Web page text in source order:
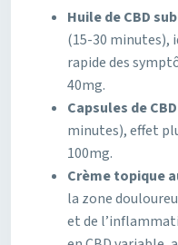
Huile de CBD
(15-30 minutes),
rapide des
40mg.
Capsules de
minutes), effet
100mg.
Crème topique
la zone
et de